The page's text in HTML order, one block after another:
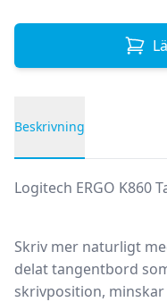
Beskrivning
Logitech ERGO K860
Skriv mer naturligt
delat tangentbord
skrivposition,